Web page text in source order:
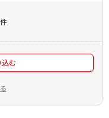
件
む